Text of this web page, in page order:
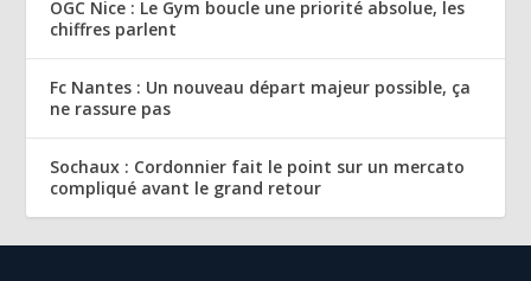
OGC Nice : Le Gym boucle une priorité absolue, les
chiffres parlent
Fc Nantes : Un nouveau départ majeur possible, ça
ne rassure pas
Sochaux : Cordonnier fait le point sur un mercato
compliqué avant le grand retour